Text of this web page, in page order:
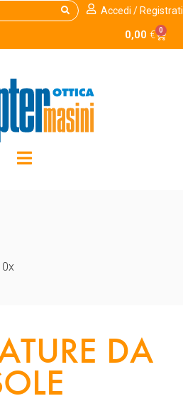
Accedi / Registrati
0,00 € 0
0x
DA